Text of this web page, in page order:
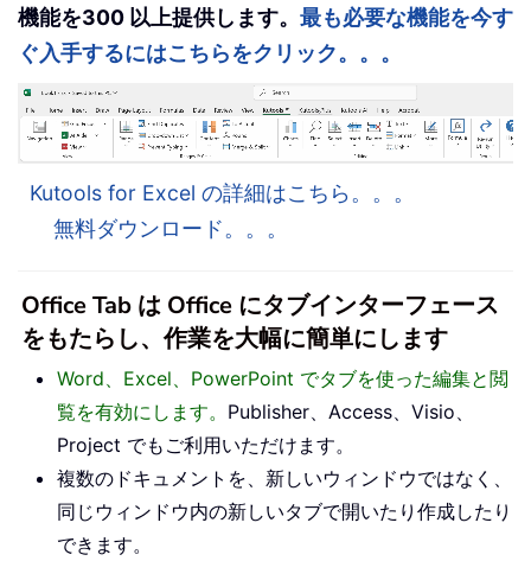
機能を300 以上提供します。 最も必要な機能を今す
ぐ入手するにはこちらをクリック。。。
Kutools for Excel の詳細はこちら。。。
無料ダウンロード。。。
Office Tab は Office にタブインターフェース
をもたらし、作業を大幅に簡単にします
Word、Excel、PowerPoint でタブを使った編集と閲
覧を有効にします。 Publisher、Access、Visio、
Project でもご利用いただけます。
複数のドキュメントを、新しいウィンドウではなく、
同じウィンドウ内の新しいタブで開いたり作成したり
できます。